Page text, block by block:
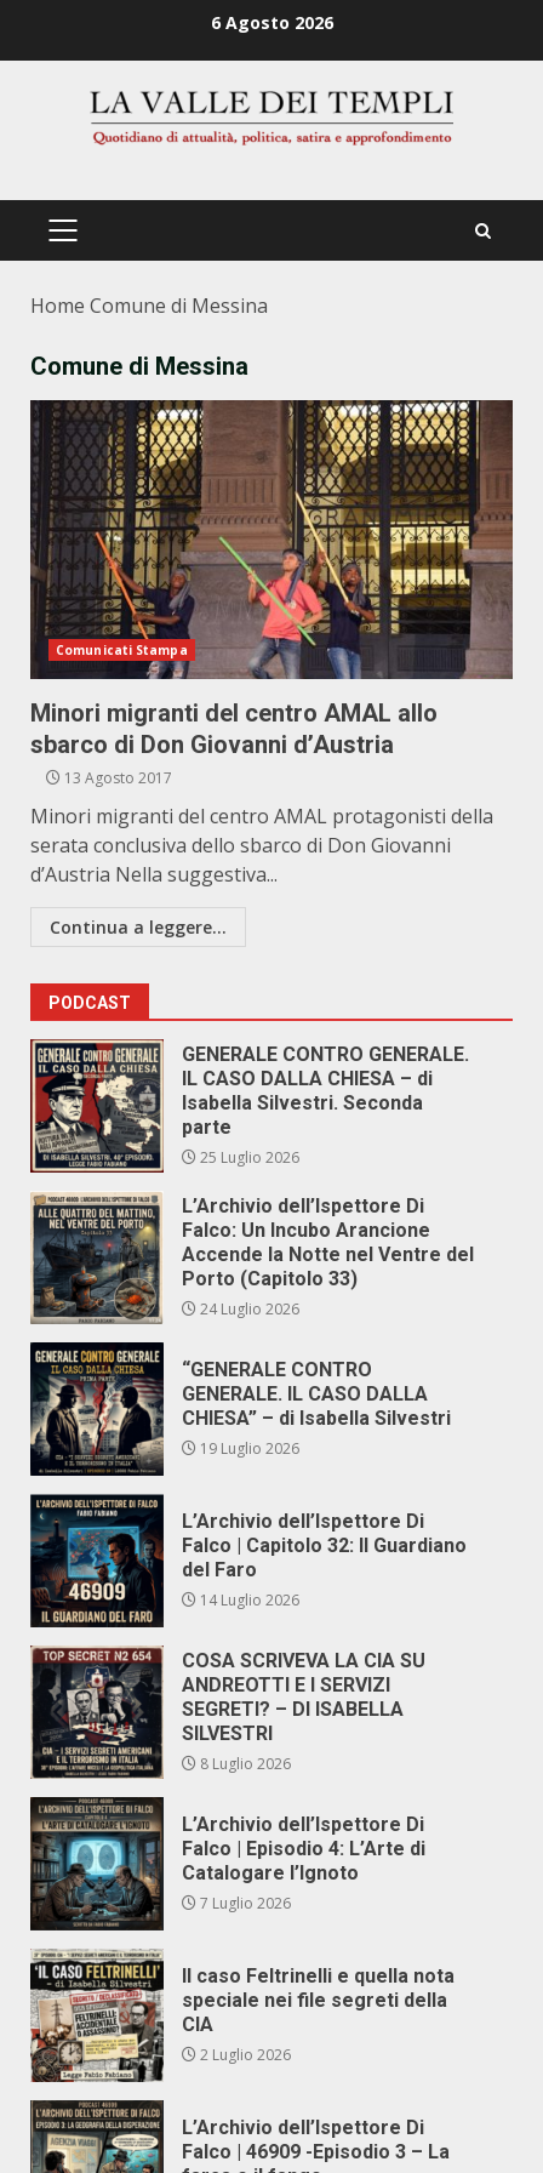
6 Agosto 2026
PRIMÄRES
Home Comune di Messina
Comune di Messina
Comunicati Stampa
Minori migranti del centro AMAL allo
sbarco di Don Giovanni d’Austria
13 Agosto 2017
Minori migranti del centro AMAL protagonisti della
serata conclusiva dello sbarco di Don Giovanni
d’Austria Nella suggestiva...
Continua a leggere...
PODCAST
GENERALE CONTRO GENERALE.
IL CASO DALLA CHIESA – di
Isabella Silvestri. Seconda
parte
25 Luglio 2026
L’Archivio dell’Ispettore Di
Falco: Un Incubo Arancione
Accende la Notte nel Ventre del
Porto (Capitolo 33)
24 Luglio 2026
“GENERALE CONTRO
GENERALE. IL CASO DALLA
CHIESA” – di Isabella Silvestri
19 Luglio 2026
L’Archivio dell’Ispettore Di
Falco | Capitolo 32: Il Guardiano
del Faro
14 Luglio 2026
COSA SCRIVEVA LA CIA SU
ANDREOTTI E I SERVIZI
SEGRETI? – DI ISABELLA
SILVESTRI
8 Luglio 2026
L’Archivio dell’Ispettore Di
Falco | Episodio 4: L’Arte di
Catalogare l’Ignoto
7 Luglio 2026
Il caso Feltrinelli e quella nota
speciale nei file segreti della
CIA
2 Luglio 2026
L’Archivio dell’Ispettore Di
Falco | 46909 -Episodio 3 – La